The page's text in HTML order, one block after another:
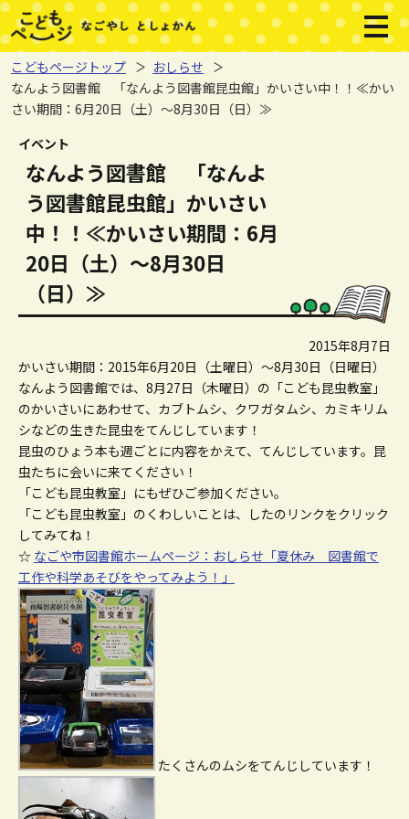
ページの先頭です。
本文へジャンプする。
メニ
こどもページトップ
おしらせ
なんよう図書館 「なんよう図書館昆虫館」かいさい中！！≪かい
さい期間：6月20日（土）～8月30日（日）≫
ここから本文です。
イベント
なんよう図書館 「なんよ
う図書館昆虫館」かいさい
中！！≪かいさい期間：6月
20日（土）～8月30日
（日）≫
2015年8月7日
かいさい期間：2015年6月20日（土曜日）～8月30日（日曜日）
なんよう図書館では、8月27日（木曜日）の「こども昆虫教室」
のかいさいにあわせて、カブトムシ、クワガタムシ、カミキリム
シなどの生きた昆虫をてんじしています！
昆虫のひょう本も週ごとに内容をかえて、てんじしています。昆
虫たちに会いに来てください！
「こども昆虫教室」にもぜひご参加ください。
「こども昆虫教室」のくわしいことは、したのリンクをクリック
してみてね！
☆ なごや市図書館ホームページ：おしらせ「夏休み 図書館で
工作や科学あそびをやってみよう！」
たくさんのムシをてんじしています！